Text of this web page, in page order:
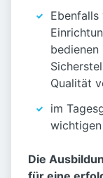
Qualität
im
Die